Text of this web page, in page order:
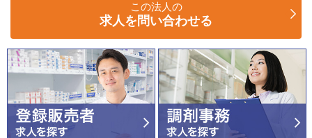
この法人の
求人を問い合わせる